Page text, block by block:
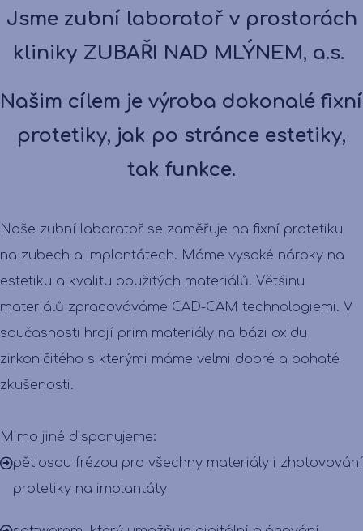
Jsme zubní laboratoř v prostorách
kliniky ZUBAŘI NAD MLÝNEM, a.s.
Našim cílem je výroba dokonalé fixní
protetiky, jak po stránce estetiky,
tak funkce.
Naše zubní laboratoř se zaměřuje na fixní protetiku
na zubech a implantátech. Máme vysoké nároky na
estetiku a kvalitu použitých materiálů. Většinu
materiálů zpracováváme CAD-CAM technologiemi. V
současnosti hrají prim materiály na bázi oxidu
zirkoničitého s kterými máme velmi dobré a bohaté
zkušenosti.
Mimo jiné disponujeme:
pětiosou frézou pro všechny materiály i zhotovování
protetiky na implantáty